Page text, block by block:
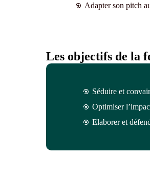
Adapter son pitch
Les objectifs de la
Séduire et
Optimiser
Elaborer et